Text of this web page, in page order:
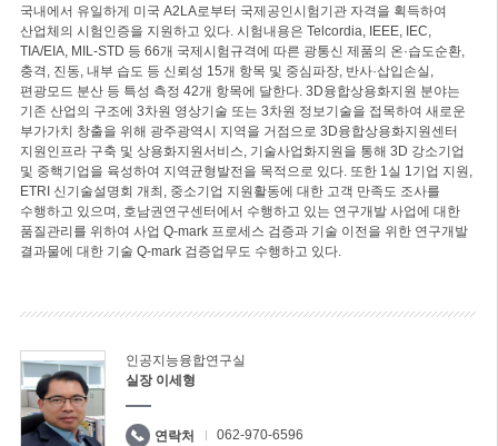
국내에서 유일하게 미국 A2LA로부터 국제공인시험기관 자격을 획득하여
산업체의 시험인증을 지원하고 있다. 시험내용은 Telcordia, IEEE, IEC,
TIA/EIA, MIL-STD 등 66개 국제시험규격에 따른 광통신 제품의 온·습도순환,
충격, 진동, 내부 습도 등 신뢰성 15개 항목 및 중심파장, 반사·삽입손실,
편광모드 분산 등 특성 측정 42개 항목에 달한다. 3D융합상용화지원 분야는
기존 산업의 구조에 3차원 영상기술 또는 3차원 정보기술을 접목하여 새로운
부가가치 창출을 위해 광주광역시 지역을 거점으로 3D융합상용화지원센터
지원인프라 구축 및 상용화지원서비스, 기술사업화지원을 통해 3D 강소기업
및 중핵기업을 육성하여 지역균형발전을 목적으로 있다. 또한 1실 1기업 지원,
ETRI 신기술설명회 개최, 중소기업 지원활동에 대한 고객 만족도 조사를
수행하고 있으며, 호남권연구센터에서 수행하고 있는 연구개발 사업에 대한
품질관리를 위하여 사업 Q-mark 프로세스 검증과 기술 이전을 위한 연구개발
결과물에 대한 기술 Q-mark 검증업무도 수행하고 있다.
인공지능융합연구실
실장 이세형
연락처 062-970-6596